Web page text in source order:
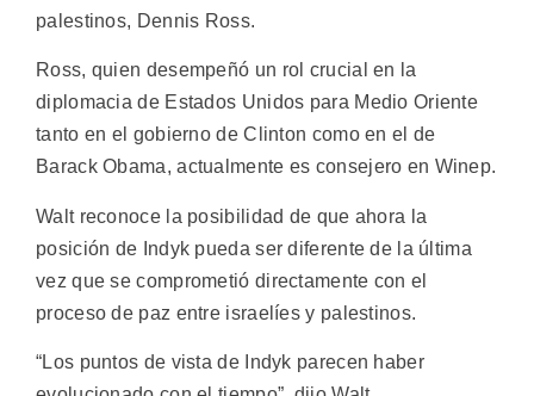
palestinos, Dennis Ross.
Ross, quien desempeñó un rol crucial en la
diplomacia de Estados Unidos para Medio Oriente
tanto en el gobierno de Clinton como en el de
Barack Obama, actualmente es consejero en Winep.
Walt reconoce la posibilidad de que ahora la
posición de Indyk pueda ser diferente de la última
vez que se comprometió directamente con el
proceso de paz entre israelíes y palestinos.
“Los puntos de vista de Indyk parecen haber